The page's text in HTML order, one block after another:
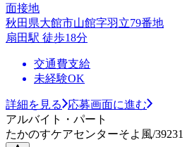
面接地
秋田県大館市山館字羽立79番地
扇田駅 徒歩18分
交通費支給
未経験OK
詳細を見る
応募画面に進む
アルバイト・パート
たかのすケアセンターそよ風/39231